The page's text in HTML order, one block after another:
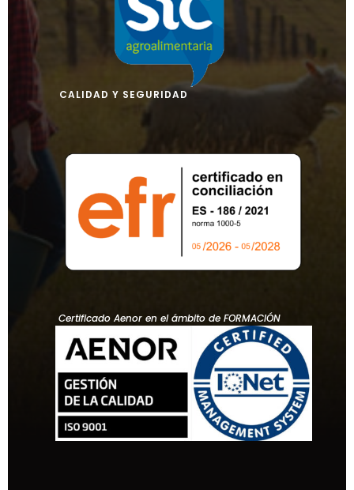
CALIDAD Y SEGURIDAD
Certificado Aenor en el ámbito de FORMACIÓN